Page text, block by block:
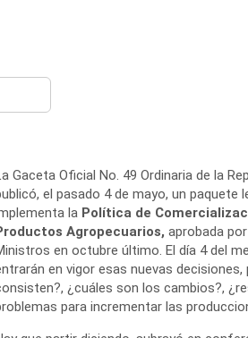
Gaceta Oficial No. 49 Ordinaria de la
el pasado 4 de mayo, un paquete
la Política de
Agropecuarios, aprobada
en octubre último. El día 4 del
en vigor esas nuevas decisiones,
¿cuáles son los cambios?,
para incrementar las